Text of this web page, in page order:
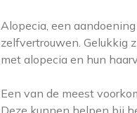
Alopecia, een
zelfvertrouwen. Gelukkig
met alopecia en hun
Een van de meest